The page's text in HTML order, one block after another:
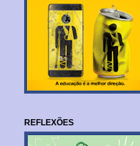
REFLEXÕES